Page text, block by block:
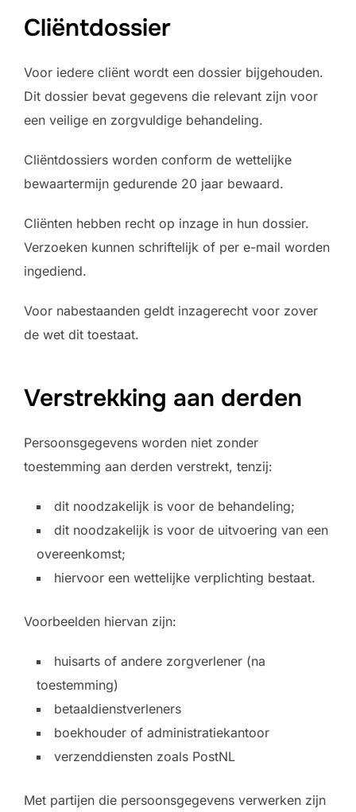
Cliëntdossier
Voor iedere cliënt wordt een dossier bijgehouden.
Dit dossier bevat gegevens die relevant zijn voor
een veilige en zorgvuldige behandeling.
Cliëntdossiers worden conform de wettelijke
bewaartermijn gedurende 20 jaar bewaard.
Cliënten hebben recht op inzage in hun dossier.
Verzoeken kunnen schriftelijk of per e-mail worden
ingediend.
Voor nabestaanden geldt inzagerecht voor zover
de wet dit toestaat.
Verstrekking aan derden
Persoonsgegevens worden niet zonder
toestemming aan derden verstrekt, tenzij:
dit noodzakelijk is voor de behandeling;
dit noodzakelijk is voor de uitvoering van een
overeenkomst;
hiervoor een wettelijke verplichting bestaat.
Voorbeelden hiervan zijn:
huisarts of andere zorgverlener (na
toestemming)
betaaldienstverleners
boekhouder of administratiekantoor
verzenddiensten zoals PostNL
Met partijen die persoonsgegevens verwerken zijn